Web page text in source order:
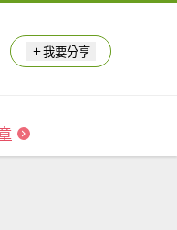
我要分享